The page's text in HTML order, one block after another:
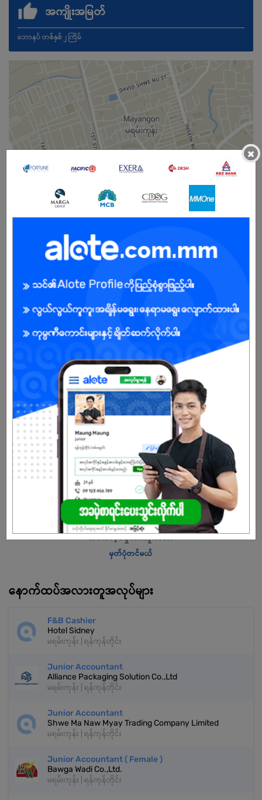
အကျိုးအမြတ်
ဘောနပ် တစ်နှစ် ၂ ကြိမ်
အခွင့်အရေးရှိသူ : မ
ကျွန်ုပ်တို့ကုမ္ပဏီအကြောင်း
Mahar Bawga Finance Company Limited (သို့မဟုတ် MBF) သည်
ပုဂ္ဂလိကကုမ္ပဏီအဖြစ် ၂၀၁၃ ခုနှစ် မေလ ၆ ရက်နေ့တွင် မြန်မာနိုင်ငံတွင်
မှတ်ပုံတင်အမှတ် NBFI/FC(R)-04/08/2016။
ကုမ္ပဏီ၏အဓိကရည်ရွယ်ချက်မှာ အသေးစား၊ အသေးစားနှင့် အလတ်စား
လုပ်ငန်းများ (MSMEs) ကဏ္ဍများသို့ ခရက်ဒစ်အထောက်အပံ့နှင့် ဝန်ဆောင်မှု
များ ပံ့ပိုးပေးရန်ဖြစ်သည်။
MBF သည် ၎င်း၏ဖောက်သည်များ၏ လိုအပ်ချက်များနှင့် မျှော်လင့်ချက်များနှင့်
လိုက်လျောညီထွေဖြစ်သည့် ထုတ်ကုန်များကို အဆက်မပြတ်ဖန်တီးပြီး
စီးပွားဖြစ်ထုတ်လုပ်ကာ ကုမ္ပဏီအား အစဉ်ပြောင်းလဲနေသော လုပ်ငန်း
ပတ်ဝန်းကျင်တွင် စိတ်ကြိုက်ယှဉ်ပြိုင်နိုင်ရန် ဝန်ဆောင်မှုများနှင့် ထုတ်ကုန်
များကို လက်ခံကျင့်သုံးပါသည်။
သက်တမ်းကုန်သွားပါပြီ
အကောင့်မရှိသေးဘူးလား?
မှတ်ပုံတင်မယ်
နောက်ထပ်အလားတူအလုပ်များ
F&B Cashier
Hotel Sidney
မရမ်းကုန်း | ရန်ကုန်တိုင်း
Junior Accountant
Alliance Packaging Solution Co.,Ltd
မရမ်းကုန်း | ရန်ကုန်တိုင်း
Junior Accountant
Shwe Ma Naw Myay Trading Company Limited
မရမ်းကုန်း | ရန်ကုန်တိုင်း
Junior Accountant ( Female )
Bawga Wadi Co.,Ltd.
မရမ်းကုန်း | ရန်ကုန်တိုင်း
×